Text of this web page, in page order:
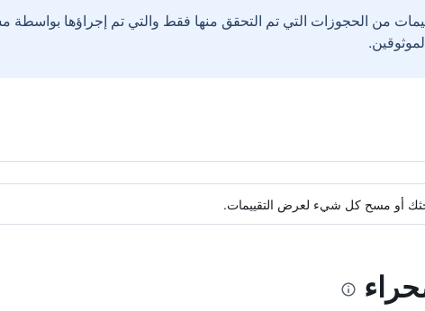
من الحجوزات التي تم التحقق منها فقط والتي تم إجراؤها بواسطة
بحثك أو مسح كل شيء لعرض التقييمات.